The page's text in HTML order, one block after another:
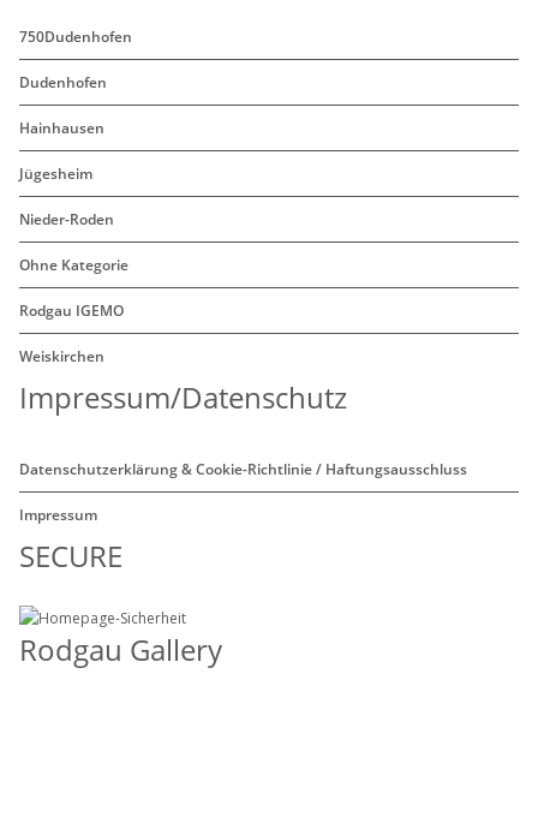
750Dudenhofen
Dudenhofen
Hainhausen
Jügesheim
Nieder-Roden
Ohne Kategorie
Rodgau IGEMO
Weiskirchen
Impressum/Datenschutz
Datenschutzerklärung & Cookie-Richtlinie / Haftungsausschluss
Impressum
SECURE
Rodgau Gallery